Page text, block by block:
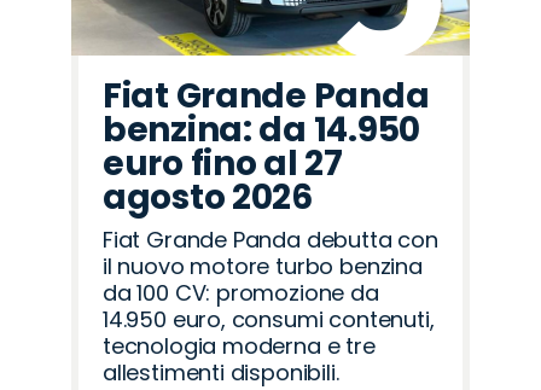
Fiat Grande Panda
benzina: da 14.950
euro fino al 27
agosto 2026
Fiat Grande Panda debutta con
il nuovo motore turbo benzina
da 100 CV: promozione da
14.950 euro, consumi contenuti,
tecnologia moderna e tre
allestimenti disponibili.